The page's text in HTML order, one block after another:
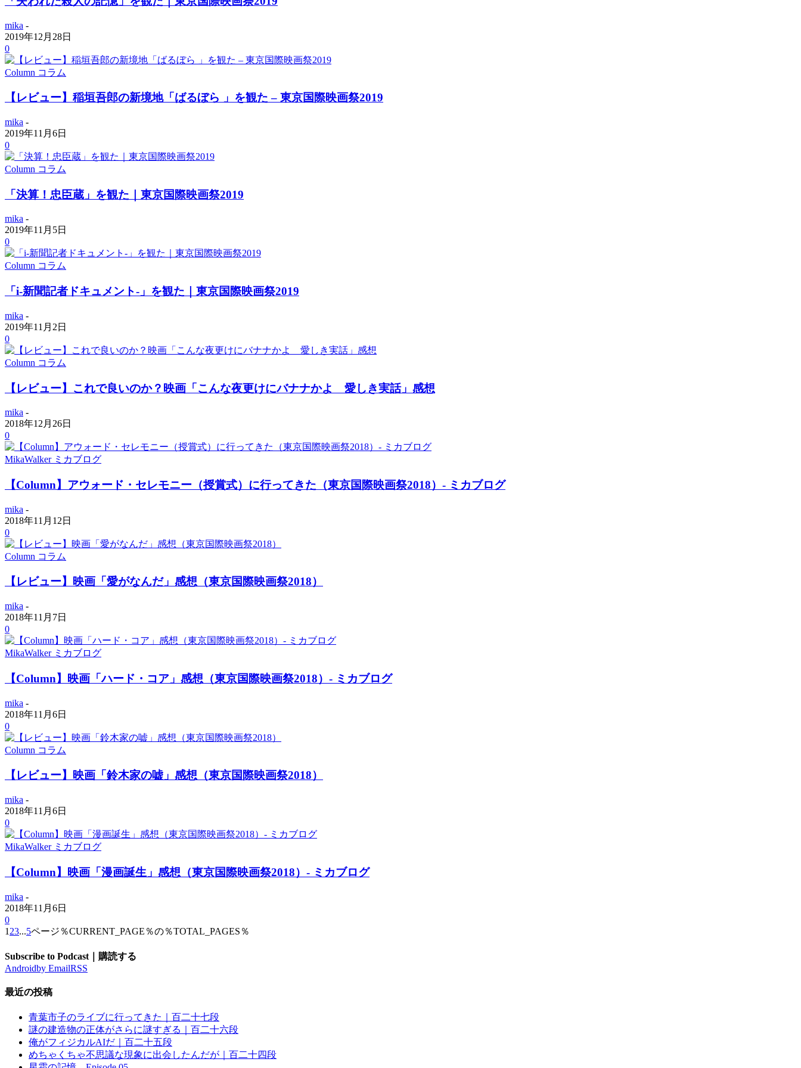
mika -
2019年12月28日
0
Column コラム
【レビュー】稲垣吾郎の新境地「ばるぼら 」を観た – 東京国際映画祭2019
mika -
2019年11月6日
0
Column コラム
「決算！忠臣蔵」を観た｜東京国際映画祭2019
mika -
2019年11月5日
0
Column コラム
「i-新聞記者ドキュメント-」を観た｜東京国際映画祭2019
mika -
2019年11月2日
0
Column コラム
【レビュー】これで良いのか？映画「こんな夜更けにバナナかよ 愛しき実話」感想
mika -
2018年12月26日
0
MikaWalker ミカブログ
【Column】アウォード・セレモニー（授賞式）に行ってきた（東京国際映画祭2018）- ミカブログ
mika -
2018年11月12日
0
Column コラム
【レビュー】映画「愛がなんだ」感想（東京国際映画祭2018）
mika -
2018年11月7日
0
MikaWalker ミカブログ
【Column】映画「ハード・コア」感想（東京国際映画祭2018）- ミカブログ
mika -
2018年11月6日
0
Column コラム
【レビュー】映画「鈴木家の嘘」感想（東京国際映画祭2018）
mika -
2018年11月6日
0
MikaWalker ミカブログ
【Column】映画「漫画誕生」感想（東京国際映画祭2018）- ミカブログ
mika -
2018年11月6日
0
1 23...5ページ％CURRENT_PAGE％の％TOTAL_PAGES％
Subscribe to Podcast｜購読する
Androidby EmailRSS
最近の投稿
青葉市子のライブに行ってきた｜百二十七段
謎の建造物の正体がさらに謎すぎる｜百二十六段
俺がフィジカルAIだ｜百二十五段
めちゃくちゃ不思議な現象に出会したんだが｜百二十四段